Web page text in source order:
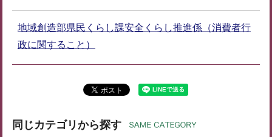
地域創造部県民くらし課安全くらし推進係（消費者行
政に関すること）
同じカテゴリから探す